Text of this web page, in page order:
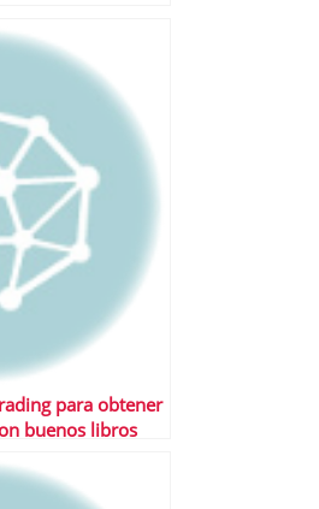
para obtener
buenos libros